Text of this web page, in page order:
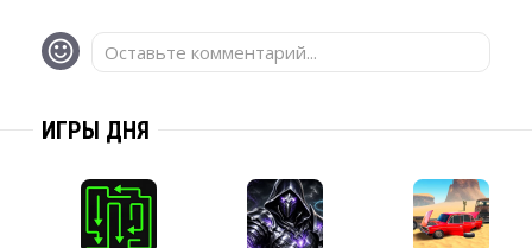
Оставьте комментарий...
ИГРЫ ДНЯ